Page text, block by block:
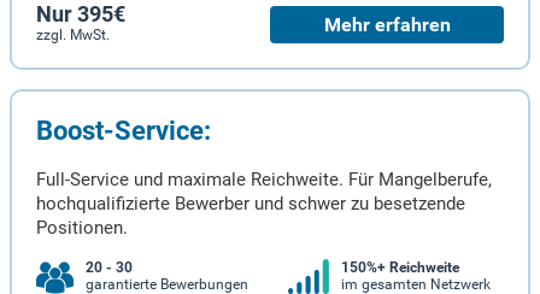
Nur 395€
zzgl. MwSt. Mehr erfahren
Boost-Service:
Full-Service und maximale Reichweite. Für Mangelberufe,
hochqualifizierte Bewerber und schwer zu besetzende
Positionen.
20 - 30
garantierte Bewerbungen
150%+ Reichweite
im gesamten Netzwerk